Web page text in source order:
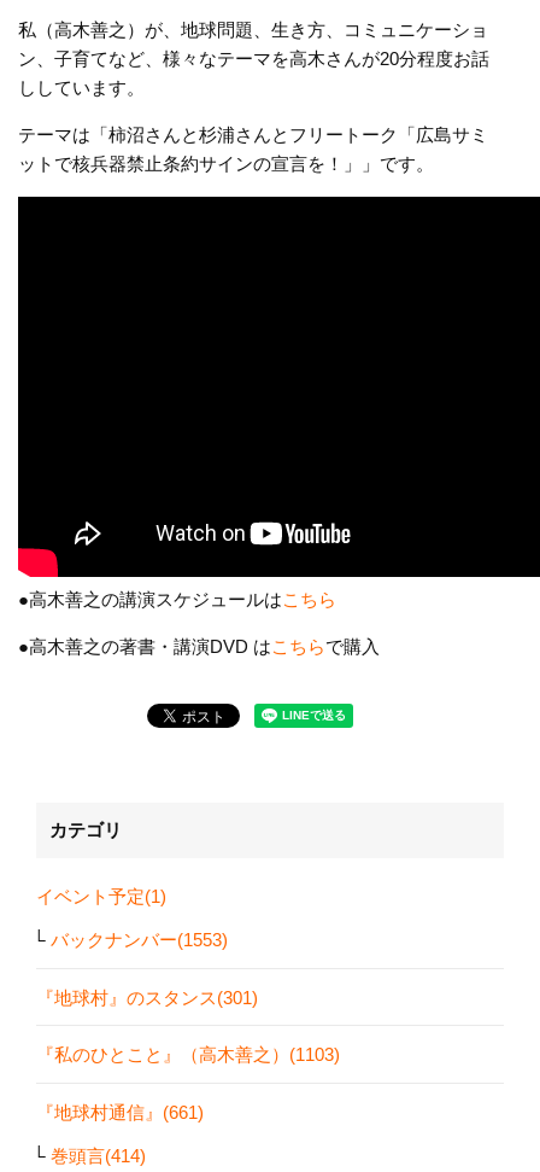
私（高木善之）が、地球問題、生き方、コミュニケーショ
ン、子育てなど、様々なテーマを高木さんが20分程度お話
ししています。
テーマは「柿沼さんと杉浦さんとフリートーク「広島サミ
ットで核兵器禁止条約サインの宣言を！」」です。
●高木善之の講演スケジュールはこちら
●高木善之の著書・講演DVD はこちらで購入
カテゴリ
イベント予定(1)
バックナンバー(1553)
『地球村』のスタンス(301)
『私のひとこと』（高木善之）(1103)
『地球村通信』(661)
巻頭言(414)